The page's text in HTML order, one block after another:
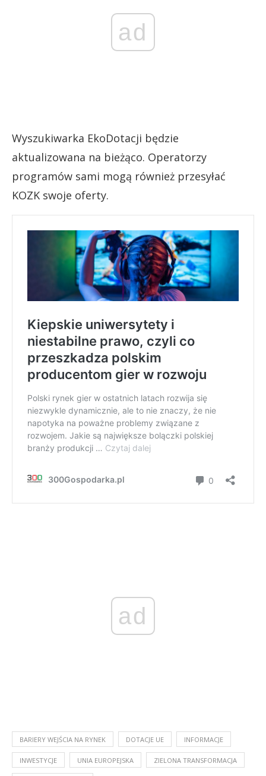
ad
Wyszukiwarka EkoDotacji będzie
aktualizowana na bieżąco. Operatorzy
programów sami mogą również przesyłać
KOZK swoje oferty.
ad
BARIERY WEJŚCIA NA RYNEK DOTACJE UE INFORMACJE
INWESTYCJE UNIA EUROPEJSKA ZIELONA TRANSFORMACJA